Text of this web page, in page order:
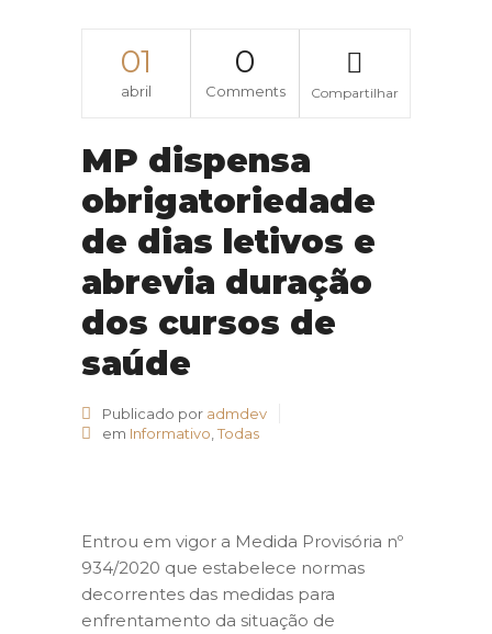
01
abril
0
Comments Compartilhar
MP dispensa
obrigatoriedade
de dias letivos e
abrevia duração
dos cursos de
saúde
Publicado por admdev
em Informativo,Todas
Entrou em vigor a Medida Provisória nº
934/2020 que estabelece normas
decorrentes das medidas para
enfrentamento da situação de